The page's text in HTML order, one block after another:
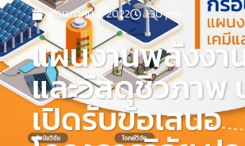
พฤษภาคม 5, 2022 1:30 pm
แผนงานพลังงา
และวัสดุชีวภาพ
เปิดรับข้อเสนอ